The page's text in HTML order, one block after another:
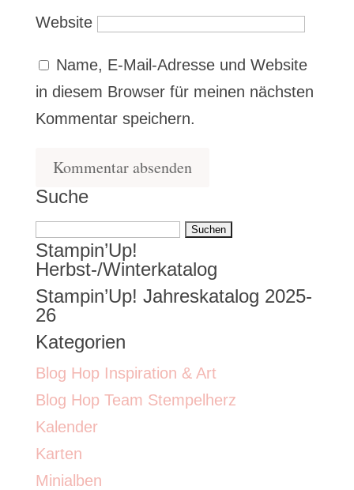
Website
Name, E-Mail-Adresse und Website
in diesem Browser für meinen nächsten
Kommentar speichern.
Suche
Suchen
nach:
Stampin’Up!
Herbst-/Winterkatalog
Stampin’Up! Jahreskatalog 2025-
26
Kategorien
Blog Hop Inspiration & Art
Blog Hop Team Stempelherz
Kalender
Karten
Minialben